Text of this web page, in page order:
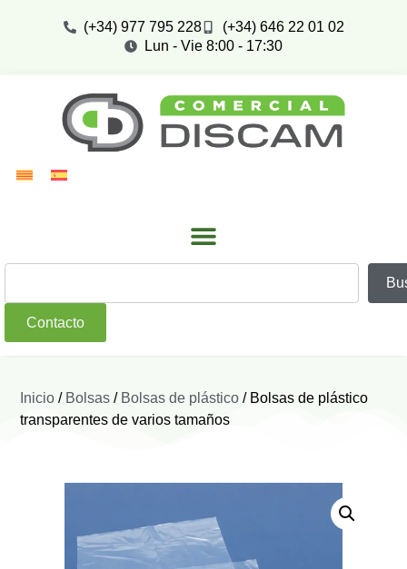
(+34) 977 795 228
(+34) 646 22 01 02
Lun - Vie 8:00 - 17:30
Contacto
Inicio / Bolsas / Bolsas de plástico / Bolsas de plástico
transparentes de varios tamaños